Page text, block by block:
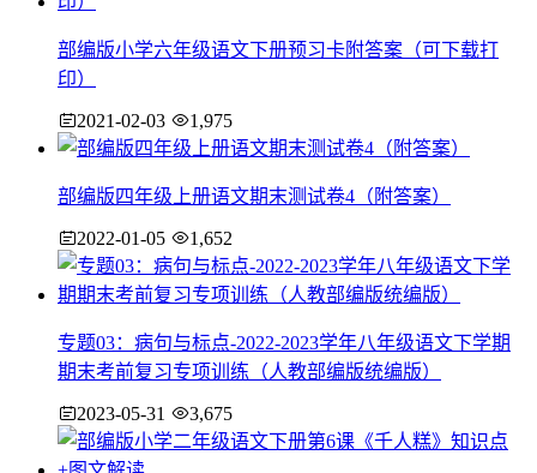
部编版小学六年级语文下册预习卡附答案（可下载打
印）
2021-02-03 1,975
部编版四年级上册语文期末测试卷4（附答案）
2022-01-05 1,652
专题03：病句与标点-2022-2023学年八年级语文下学期
期末考前复习专项训练（人教部编版统编版）
2023-05-31 3,675